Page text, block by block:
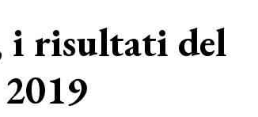
i risultati del